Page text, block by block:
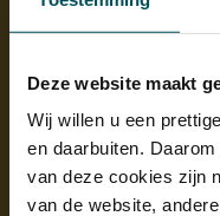
Deze website maakt
Wij willen u een
en daarbuiten.
van deze cookies zijn
van de website,
Filmmuziek of
Het kan ook andersom:
Gustav Mahler allerminst
harp en strijkers
als